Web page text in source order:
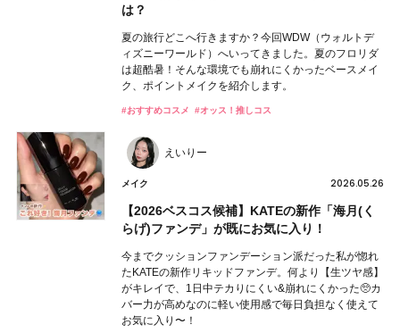
は？
夏の旅行どこへ行きますか？今回WDW（ウォルトデ
ィズニーワールド）へいってきました。夏のフロリダ
は超酷暑！そんな環境でも崩れにくかったベースメイ
ク、ポイントメイクを紹介します。
#おすすめコスメ #オッス！推しコス
えいりー
メイク 2026.05.26
【2026ベスコス候補】KATEの新作「海月(く
らげ)ファンデ」が既にお気に入り！
今までクッションファンデーション派だった私が惚れ
たKATEの新作リキッドファンデ。何より【生ツヤ感】
がキレイで、1日中テカりにくい&崩れにくかった🥺カ
バー力が高めなのに軽い使用感で毎日負担なく使えて
お気に入り〜！